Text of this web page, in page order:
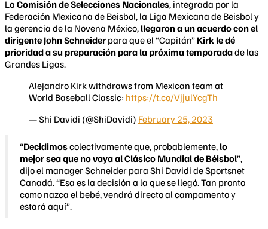
La Comisión de Selecciones Nacionales, integrada por la
Federación Mexicana de Beisbol, la Liga Mexicana de Beisbol y
la gerencia de la Novena México, llegaron a un acuerdo con el
dirigente John Schneider para que el “Capitán” Kirk le dé
prioridad a su preparación para la próxima temporadade las
Grandes Ligas.
Alejandro Kirk withdraws from Mexican team at
World Baseball Classic: https://t.co/VjjulYcgTh
— Shi Davidi (@ShiDavidi) February 25, 2023
“Decidimoscolectivamente que, probablemente, lo
mejor sea que no vaya al Clásico Mundial de Béisbol”,
dijo el manager Schneider para Shi Davidi de Sportsnet
Canadá. “Esa es la decisión a la que se llegó. Tan pronto
como nazca el bebé, vendrá directo al campamento y
estará aquí”.